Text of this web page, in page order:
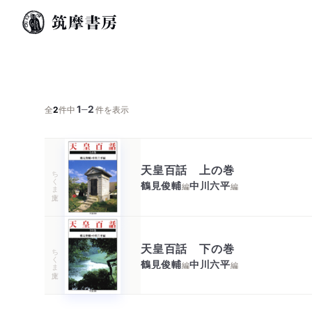
全2件中1─2件を表示
ちくま文庫 天皇百話 上の巻
鶴見俊輔編中川六平編
ちくま文庫 天皇百話 下の巻
鶴見俊輔編中川六平編